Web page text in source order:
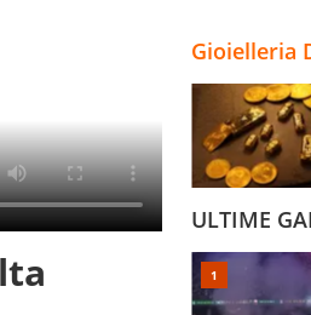
Gioielleria
ULTIME